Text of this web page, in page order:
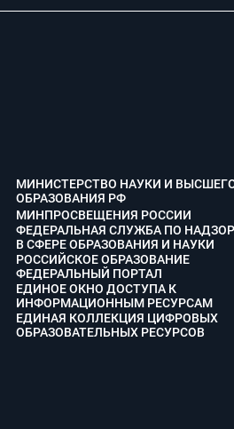
МИНИСТЕРСТВО НАУКИ И
ОБРАЗОВАНИЯ РФ
МИНПРОСВЕЩЕНИЯ РОССИИ
ФЕДЕРАЛЬНАЯ СЛУЖБА ПО
В СФЕРЕ ОБРАЗОВАНИЯ И НАУКИ
РОССИЙСКОЕ ОБРАЗОВАНИЕ
ФЕДЕРАЛЬНЫЙ ПОРТАЛ
ЕДИНОЕ ОКНО ДОСТУПА К
ИНФОРМАЦИОННЫМ РЕСУРСАМ
ЕДИНАЯ КОЛЛЕКЦИЯ ЦИФРОВЫХ
ОБРАЗОВАТЕЛЬНЫХ РЕСУРСОВ